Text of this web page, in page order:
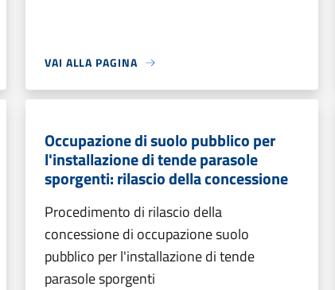
VAI ALLA PAGINA
Occupazione di suolo pubblico per
l'installazione di tende parasole
sporgenti: rilascio della concessione
Procedimento di rilascio della
concessione di occupazione suolo
pubblico per l'installazione di tende
parasole sporgenti